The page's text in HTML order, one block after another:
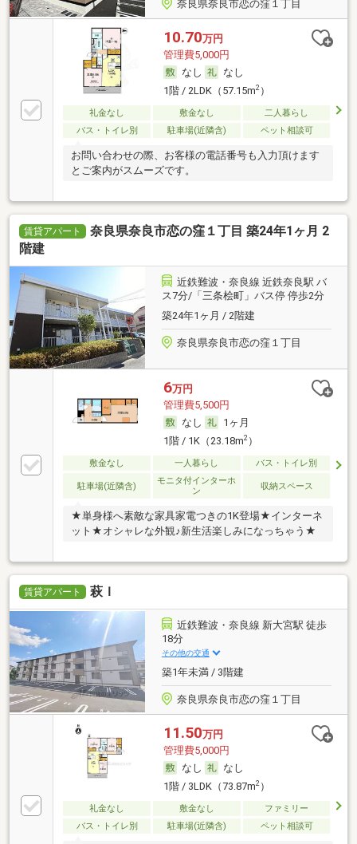
奈良県奈良市恋の窪１丁目
10.70万円
管理費5,000円
なし
なし
1階 / 2LDK（57.15m2）
礼金なし 敷金なし
二人暮らし
バス・トイレ別
駐車場(近隣含) ペット相談可
お問い合わせの際、お客様の電話番号も入力頂けます
とご案内がスムーズです。
賃貸アパート
奈良県奈良市恋の窪１丁目 築24年1ヶ月 2
階建
近鉄難波・奈良線 近鉄奈良駅 バ
ス7分/「三条桧町」バス停 停歩2分
築24年1ヶ月 / 2階建
奈良県奈良市恋の窪１丁目
6万円
管理費5,500円
なし
1ヶ月
1階 / 1K（23.18m2）
敷金なし 一人暮らし バス・トイレ別
駐車場(近隣含)
モニタ付インターホ
ン
収納スペース
★単身様へ素敵な家具家電つきの1K登場★インターネ
ット★オシャレな外観♪新生活楽しみになっちゃう★
賃貸アパート 萩Ｉ
近鉄難波・奈良線 新大宮駅 徒歩
18分
その他の交通
築1年未満 / 3階建
奈良県奈良市恋の窪１丁目
11.50万円
管理費5,000円
なし
なし
1階 / 3LDK（73.87m2）
礼金なし 敷金なし
ファミリー
バス・トイレ別
駐車場(近隣含) ペット相談可